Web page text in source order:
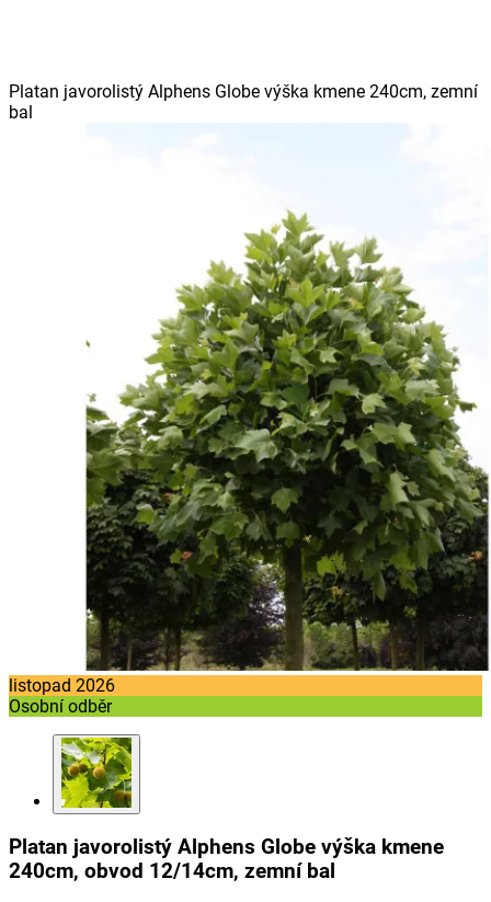
Platan javorolistý Alphens Globe výška kmene 240cm, zemní
bal
listopad 2026
Osobní odběr
Platan javorolistý Alphens Globe výška kmene
240cm, obvod 12/14cm, zemní bal